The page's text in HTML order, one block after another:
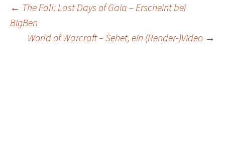
Post
navigation
← The Fall: Last Days of Gaia – Erscheint bei
BigBen
World of Warcraft – Sehet, ein (Render-)Video →